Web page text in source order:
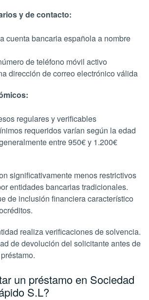
y de contacto:
cuenta bancaria española a nombre
de teléfono móvil activo
dirección de correo electrónico válida
regulares y verificables
requeridos varían según la edad
entre 950€ y 1.200€
significativamente menos restrictivos
entidades bancarias tradicionales.
de inclusión financiera característico
realiza verificaciones de solvencia.
de devolución del solicitante antes de
un préstamo en Sociedad
S.L?